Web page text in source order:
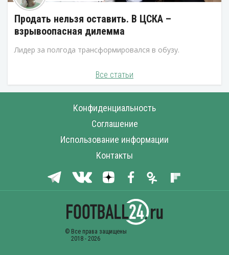
Продать нельзя оставить. В ЦСКА –
взрывоопасная дилемма
Лидер за полгода трансформировался в обузу.
Все статьи
Конфиденциальность
Соглашение
Использование информации
Контакты